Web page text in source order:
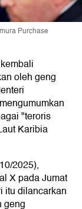
Purchase
oleh geng
mengumumkan
"teroris
Karibia
2025),
X pada Jumat
itu dilancarkan
geng